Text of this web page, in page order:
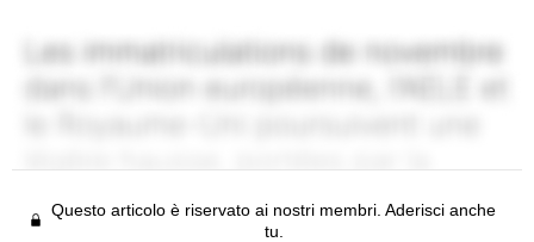
Questo articolo è riservato ai nostri membri. Aderisci anche
tu.